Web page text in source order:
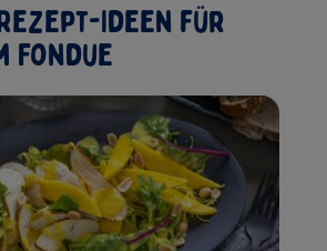
Ideen für
Fondue